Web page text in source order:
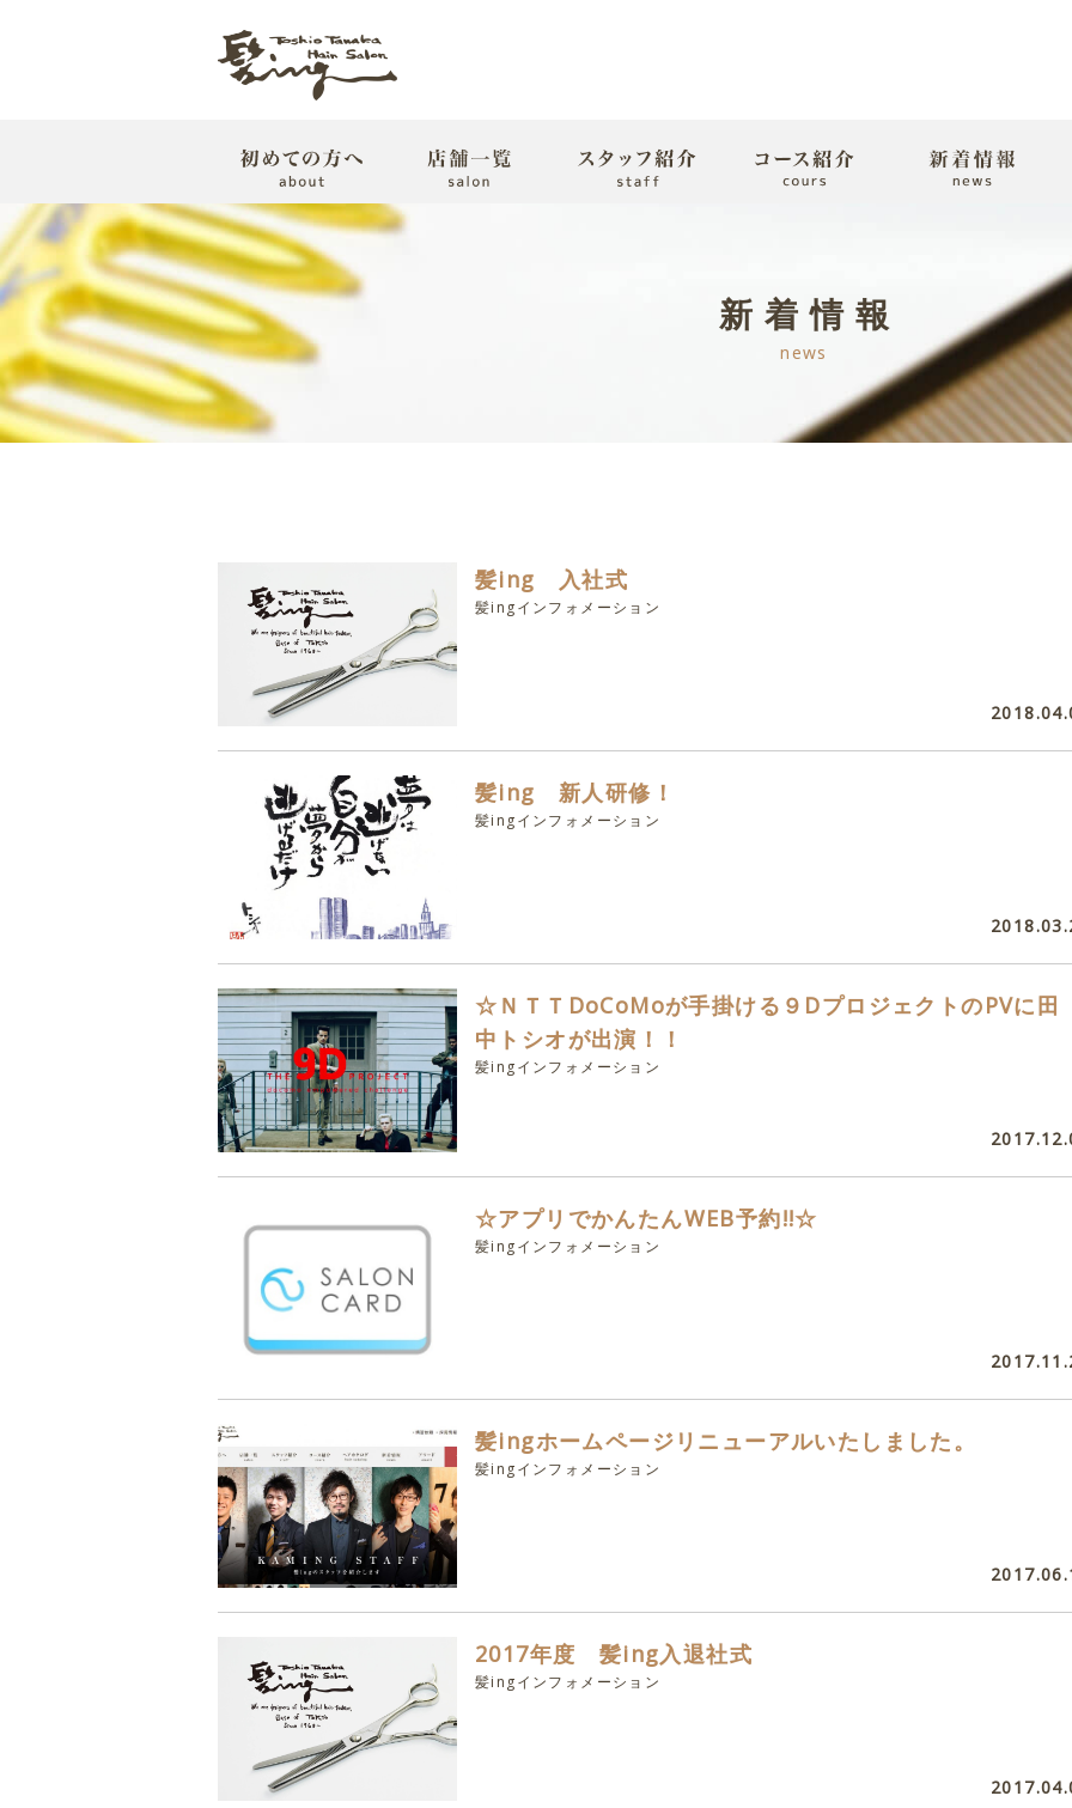
新着情報
news
髪ing 入社式
髪ingインフォメーション
髪ing 新人研修！
髪ingインフォメーション
☆ＮＴＴDoCoMoが手掛ける９DプロジェクトのPVに田
中トシオが出演！！
髪ingインフォメーション
☆アプリでかんたんWEB予約!!☆
髪ingインフォメーション
髪ingホームページリニューアルいたしました。
髪ingインフォメーション
2017年度 髪ing入退社式
髪ingインフォメーション